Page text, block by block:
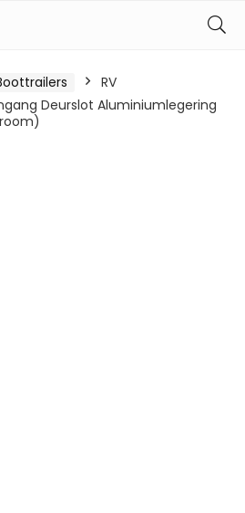
RV
Deurslot Aluminiumlegering